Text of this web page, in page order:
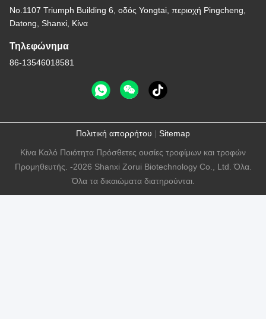
Νο.1107 Triumph Building 6, οδός Yongtai, περιοχή Pingcheng,
Datong, Shanxi, Κίνα
Τηλεφώνημα
86-13546018581
Πολιτική απορρήτου | Sitemap
Κίνα Καλό Ποιότητα Πρόσθετες ουσίες τροφίμων και τροφών
Προμηθευτής. -2026 Shanxi Zorui Biotechnology Co., Ltd. Όλα.
Όλα τα δικαιώματα διατηρούνται.